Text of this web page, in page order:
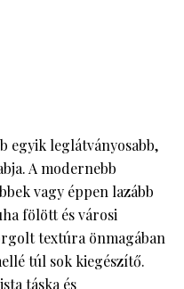
egyik leglátványosabb,
A modernebb
vagy éppen lazább
fölött és városi
textúra önmagában
túl sok kiegészítő.
táska és